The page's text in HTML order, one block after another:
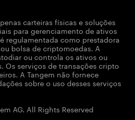
carteiras físicas e soluções
para gerenciamento de ativos
regulamentada como prestadora
bolsa de criptomoedas. A
ou controla os ativos ou
Os serviços de transações cripto
A Tangem não fornece
sobre o uso desses serviços